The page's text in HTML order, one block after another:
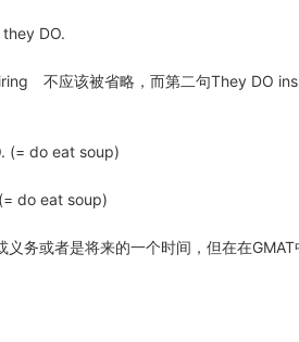
DO.
不应该被省略，而第二句They DO
do eat soup)
do eat soup)
务或者是将来的一个时间，但在在GMAT